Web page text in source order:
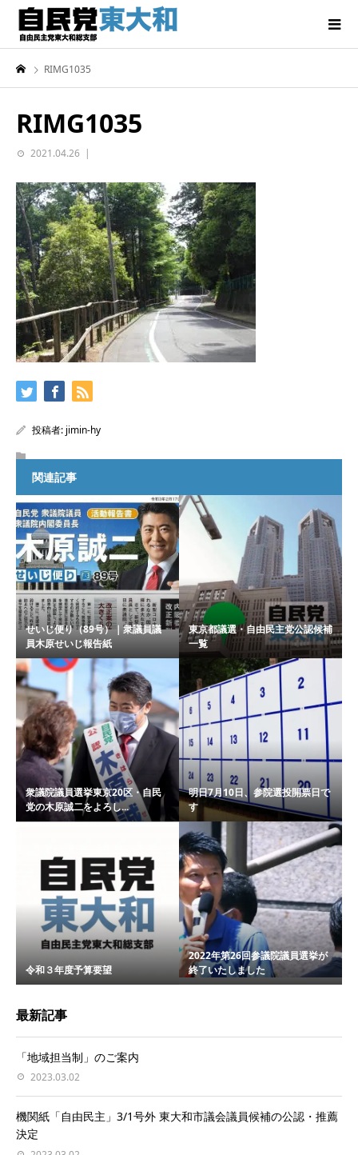
RIMG1035
RIMG1035
2021.04.26
投稿者: jimin-hy
関連記事
せいじ便り（89号）｜衆議員議
員木原せいじ報告紙
東京都議選・自由民主党公認候補
一覧
衆議院議員選挙東京20区・自民
党の木原誠二をよろし...
明日7月10日、参院選投開票日で
す
令和３年度予算要望
2022年第26回参議院議員選挙が
終了いたしました
最新記事
「地域担当制」のご案内
2023.03.02
機関紙「自由民主」3/1号外 東大和市議会議員候補の公認・推薦
決定